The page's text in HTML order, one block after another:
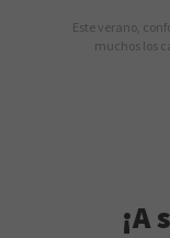
Este verano,
muchos los
¡A